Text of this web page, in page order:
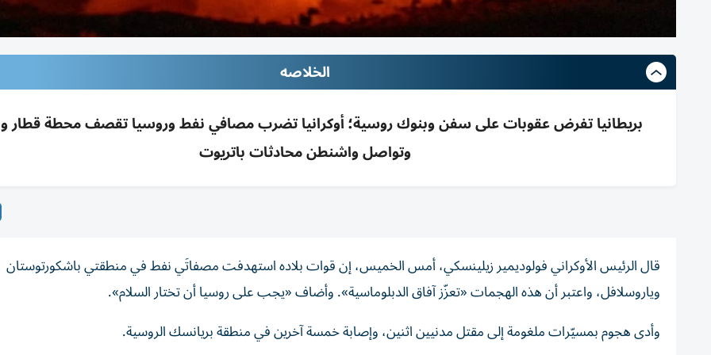
الخلاصه
بريطانيا تفرض عقوبات على سفن وبنوك روسية؛ أوكرانيا تضرب مصافي نفط وروسيا تقصف محطة قطار
وتواصل واشنطن محادثات باتريوت
قال الرئيس الأوكراني فولوديمير زيلينسكي، أمس الخميس، إن قوات بلاده استهدفت مصفاتَي نفط في منطقتي باشكورتوستان
وياروسلافل، واعتبر أن هذه الهجمات «تعزّز آفاق الدبلوماسية». وأضاف «يجب على روسيا أن تختار السلام».
وأدى هجوم بمسيّرات ملغومة إلى مقتل مدنيين ​اثنين، وإصابة خمسة ‌آخرين في منطقة بريانسك ‌الروسية.